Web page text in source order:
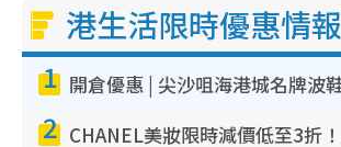
港生活限時優惠情報
1
2